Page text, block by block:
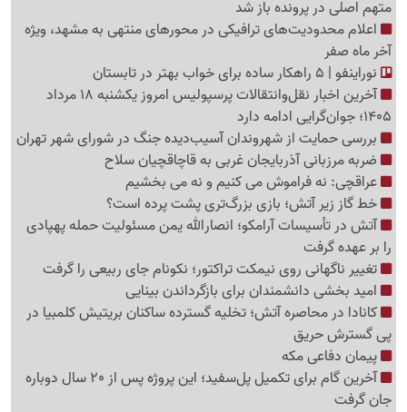
متهم اصلی در پرونده باز شد
اعلام محدودیت‌های ترافیکی در محورهای منتهی به مشهد، ویژه
آخر ماه صفر
نوراینفو | 5 راهکار ساده برای خواب بهتر در تابستان
آخرین اخبار نقل‌وانتقالات پرسپولیس امروز یکشنبه 18 مرداد
1405؛ جوان‌گرایی ادامه دارد
بررسی حمایت از شهروندان آسیب‌دیده جنگ در شورای شهر تهران
ضربه مرزبانی آذربایجان غربی به قاچاقچیان سلاح
عراقچی: نه فراموش می کنیم و نه می بخشیم
خط گاز زیر آتش؛ بازی بزرگ‌تری پشت پرده است؟
آتش در تأسیسات آرامکو؛ انصارالله یمن مسئولیت حمله پهپادی
را بر عهده گرفت
تغییر ناگهانی روی نیمکت تراکتور؛ نکونام جای ربیعی را گرفت
امید بخشی دانشمندان برای بازگرداندن بینایی
کانادا در محاصره آتش؛ تخلیه گسترده ساکنان بریتیش کلمبیا در
پی گسترش حریق
پیمان دفاعی مکه
آخرین گام برای تکمیل پل‌سفید؛ این پروژه پس از 20 سال دوباره
جان گرفت